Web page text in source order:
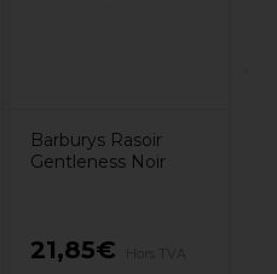
Barburys Rasoir
Gentleness Noir
21,85€